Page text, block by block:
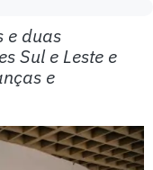
e duas
Sul e Leste e
e